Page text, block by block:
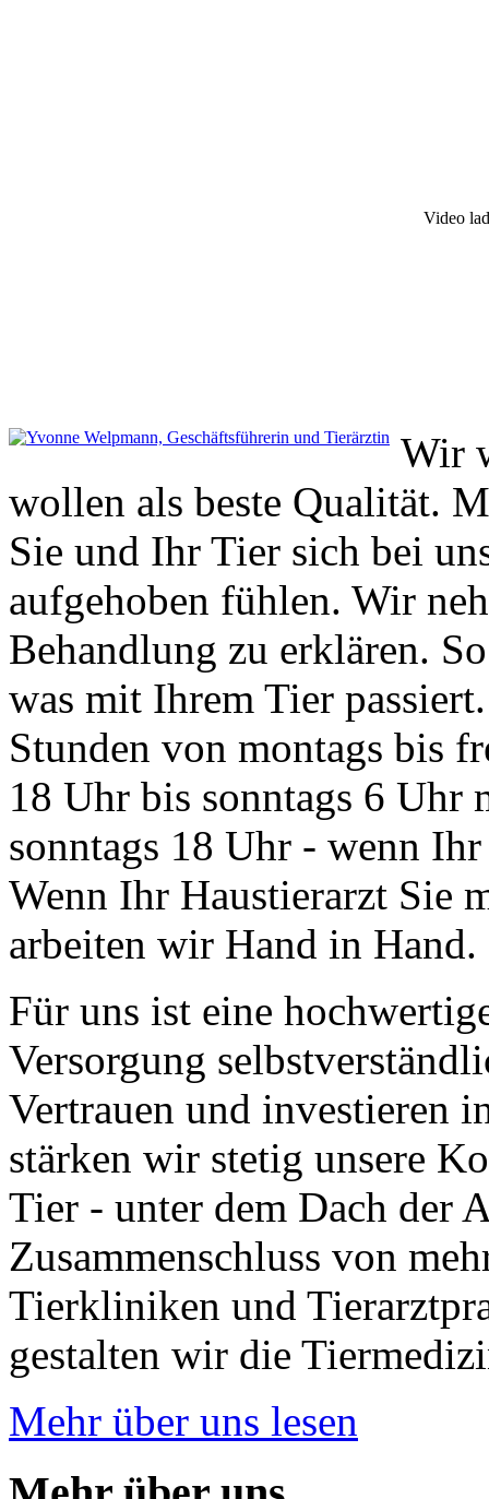
Video
Wir
wollen als beste Qualität.
Sie und Ihr Tier sich bei
aufgehoben fühlen. Wir
Behandlung zu erklären.
was mit Ihrem Tier
Stunden von montags bis
18 Uhr bis sonntags 6 Uhr
sonntags 18 Uhr - wenn
Wenn Ihr Haustierarzt Sie
arbeiten wir Hand in
Für uns ist eine
Versorgung
Vertrauen und investieren
stärken wir stetig unsere
Tier - unter dem Dach der
Zusammenschluss von
Tierkliniken und
gestalten wir die
Mehr über uns lesen